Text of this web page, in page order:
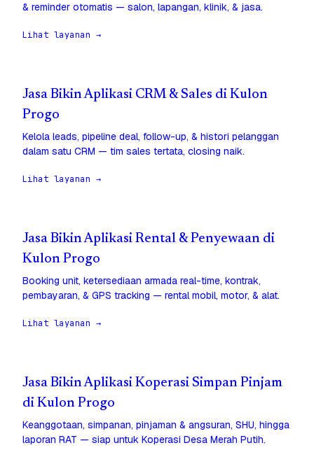
& reminder otomatis — salon, lapangan, klinik, & jasa.
Lihat layanan →
Jasa Bikin Aplikasi CRM & Sales di Kulon
Progo
Kelola leads, pipeline deal, follow-up, & histori pelanggan
dalam satu CRM — tim sales tertata, closing naik.
Lihat layanan →
Jasa Bikin Aplikasi Rental & Penyewaan di
Kulon Progo
Booking unit, ketersediaan armada real-time, kontrak,
pembayaran, & GPS tracking — rental mobil, motor, & alat.
Lihat layanan →
Jasa Bikin Aplikasi Koperasi Simpan Pinjam
di Kulon Progo
Keanggotaan, simpanan, pinjaman & angsuran, SHU, hingga
laporan RAT — siap untuk Koperasi Desa Merah Putih.